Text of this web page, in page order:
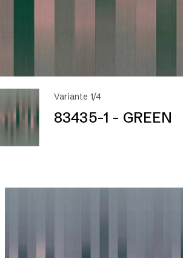
Variante 1/4
83435-1 - GREEN